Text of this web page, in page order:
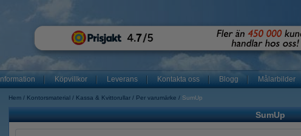
Information Köpvillkor Leverans Kontakta oss Blogg Målarbilder
Hem Kontorsmaterial Kassa & Kvittorullar Per varumärke SumUp
SumUp